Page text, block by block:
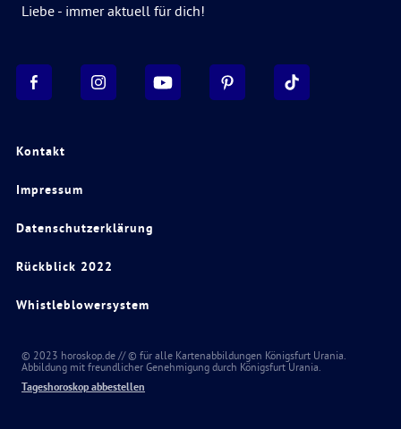
Kontakt
Impressum
Datenschutzerklärung
Rückblick 2022
Whistleblowersystem
Liebe - immer aktuell für dich!
© 2023 horoskop.de // © für alle Kartenabbildungen Königsfurt Urania.
Abbildung mit freundlicher Genehmigung durch Königsfurt Urania.
Tageshoroskop abbestellen